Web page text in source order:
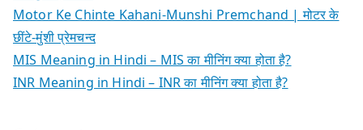
Motor Ke Chinte Kahani-Munshi Premchand | मोटर के
छींटे-मुंशी प्रेमचन्द
MIS Meaning in Hindi – MIS का मीनिंग क्या होता है?
INR Meaning in Hindi – INR का मीनिंग क्या होता है?